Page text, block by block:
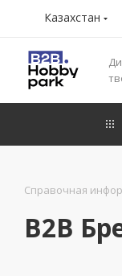
Казахстан
Справочная
B2B